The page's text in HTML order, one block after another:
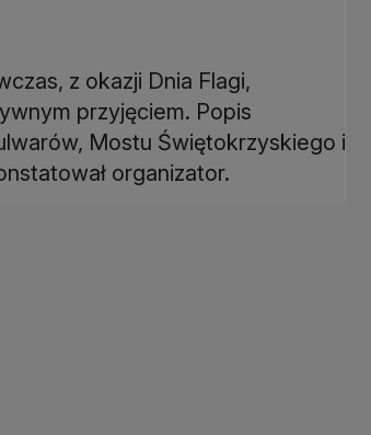
z okazji Dnia Flagi,
przyjęciem. Popis
Mostu Świętokrzyskiego i
organizator.